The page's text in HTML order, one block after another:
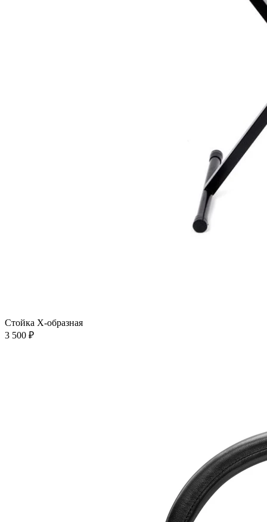
Стойка Х-образная
3 500 ₽